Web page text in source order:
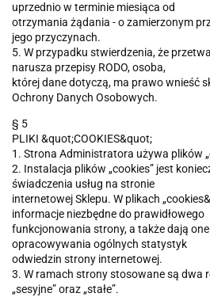
uprzednio w terminie miesiąca od
otrzymania żądania - o zamierzonym
jego przyczynach.
5. W przypadku stwierdzenia, że
narusza przepisy RODO, osoba,
której dane dotyczą, ma prawo wnieść
Ochrony Danych Osobowych.
§ 5
PLIKI &quot;COOKIES&quot;
1. Strona Administratora używa plików
2. Instalacja plików „cookies” jest
świadczenia usług na stronie
internetowej Sklepu. W plikach
informacje niezbędne do prawidłowego
funkcjonowania strony, a także dają
opracowywania ogólnych statystyk
odwiedzin strony internetowej.
3. W ramach strony stosowane są dwa
„sesyjne” oraz „stałe”.